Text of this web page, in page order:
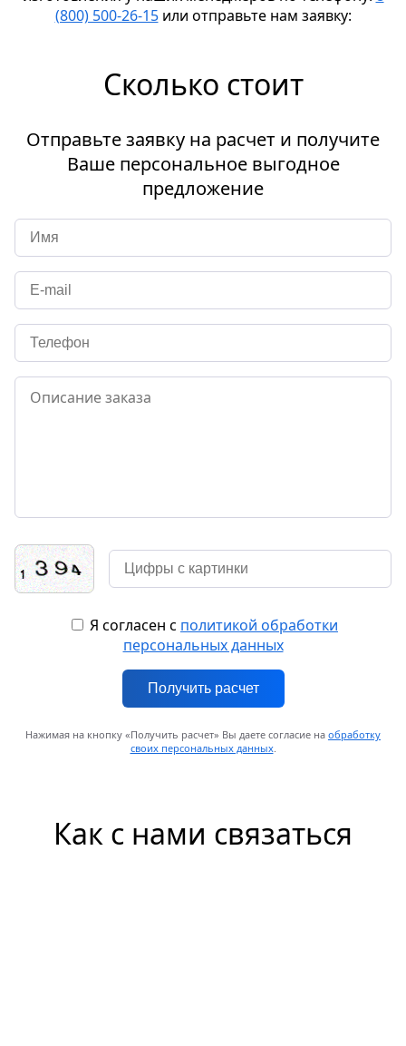
(800) 500-26-15или отправьте нам заявку:
Сколько стоит
Отправьте заявку на расчет и получите
Ваше персональное выгодное
предложение
Я согласен с политикой обработки
персональных данных
Получить расчет
Нажимая на кнопку «Получить расчет» Вы даете согласие на обработку
своих персональных данных.
Как с нами связаться